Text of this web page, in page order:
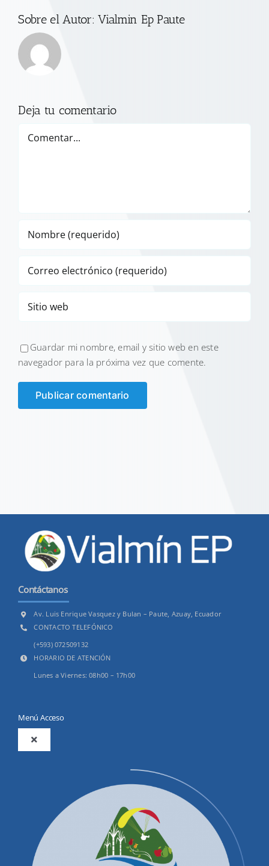
Sobre el Autor:Vialmin Ep Paute
Deja tu comentario
Guardar mi nombre, email y sitio web en este
navegador para la próxima vez que comente.
Contáctanos
Av. Luis Enrique Vasquez y Bulan – Paute, Azuay, Ecuador
CONTACTO TELEFÓNICO
(+593) 072509132
HORARIO DE ATENCIÓN
Lunes a Viernes: 08h00 – 17h00
Menú Acceso
Toggle
Productos y Servicios
Convocatorias Precalificación